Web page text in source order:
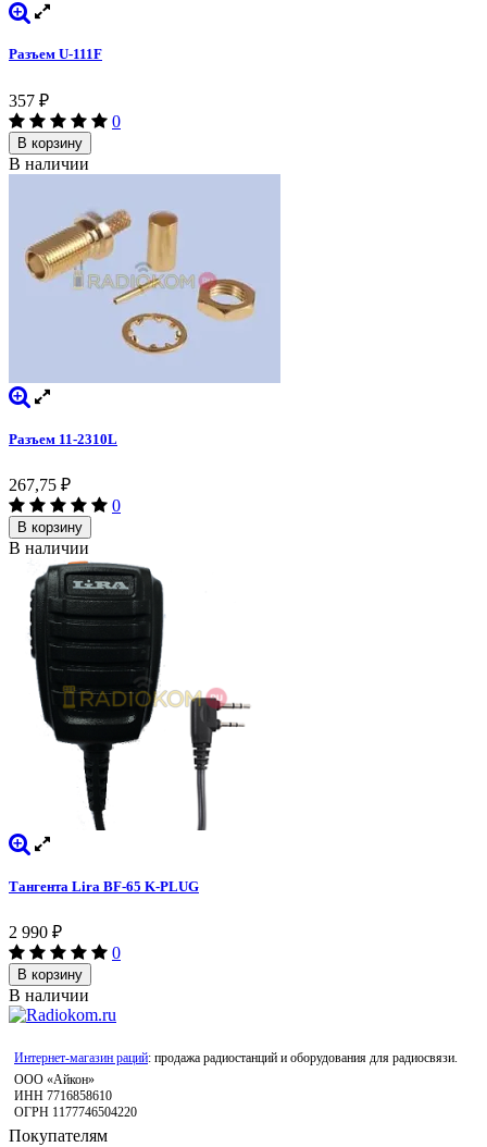
Разъем U-111F
357 ₽
0
В корзину
В наличии
Разъем 11-2310L
267,75 ₽
0
В корзину
В наличии
Тангента Lira BF-65 K-PLUG
2 990 ₽
0
В корзину
В наличии
Интернет-магазин раций: продажа радиостанций и оборудования для радиосвязи.
ООО «Айкон»
ИНН 7716858610
ОГРН 1177746504220
Покупателям